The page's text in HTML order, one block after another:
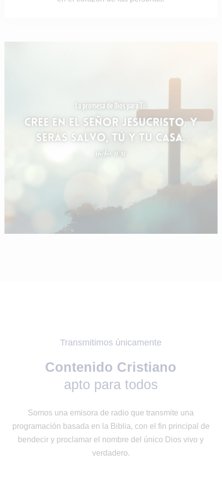
Transmitimos únicamente
Contenido Cristiano
apto para todos
Somos una emisora de radio que transmite una
programación basada en la Biblia, con el fin principal de
bendecir y proclamar el nombre del único Dios vivo y
verdadero.